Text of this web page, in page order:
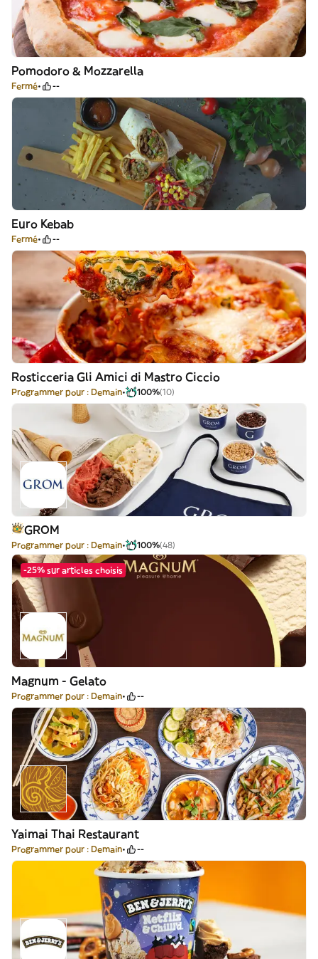
Pomodoro & Mozzarella
Fermé --
Euro Kebab
Fermé --
Rosticceria Gli Amici di Mastro Ciccio
Programmer pour : Demain 100%(10)
GROM
Programmer pour : Demain 100%(48)
-25% sur articles choisis
Magnum - Gelato
Programmer pour : Demain --
Yaimai Thai Restaurant
Programmer pour : Demain --